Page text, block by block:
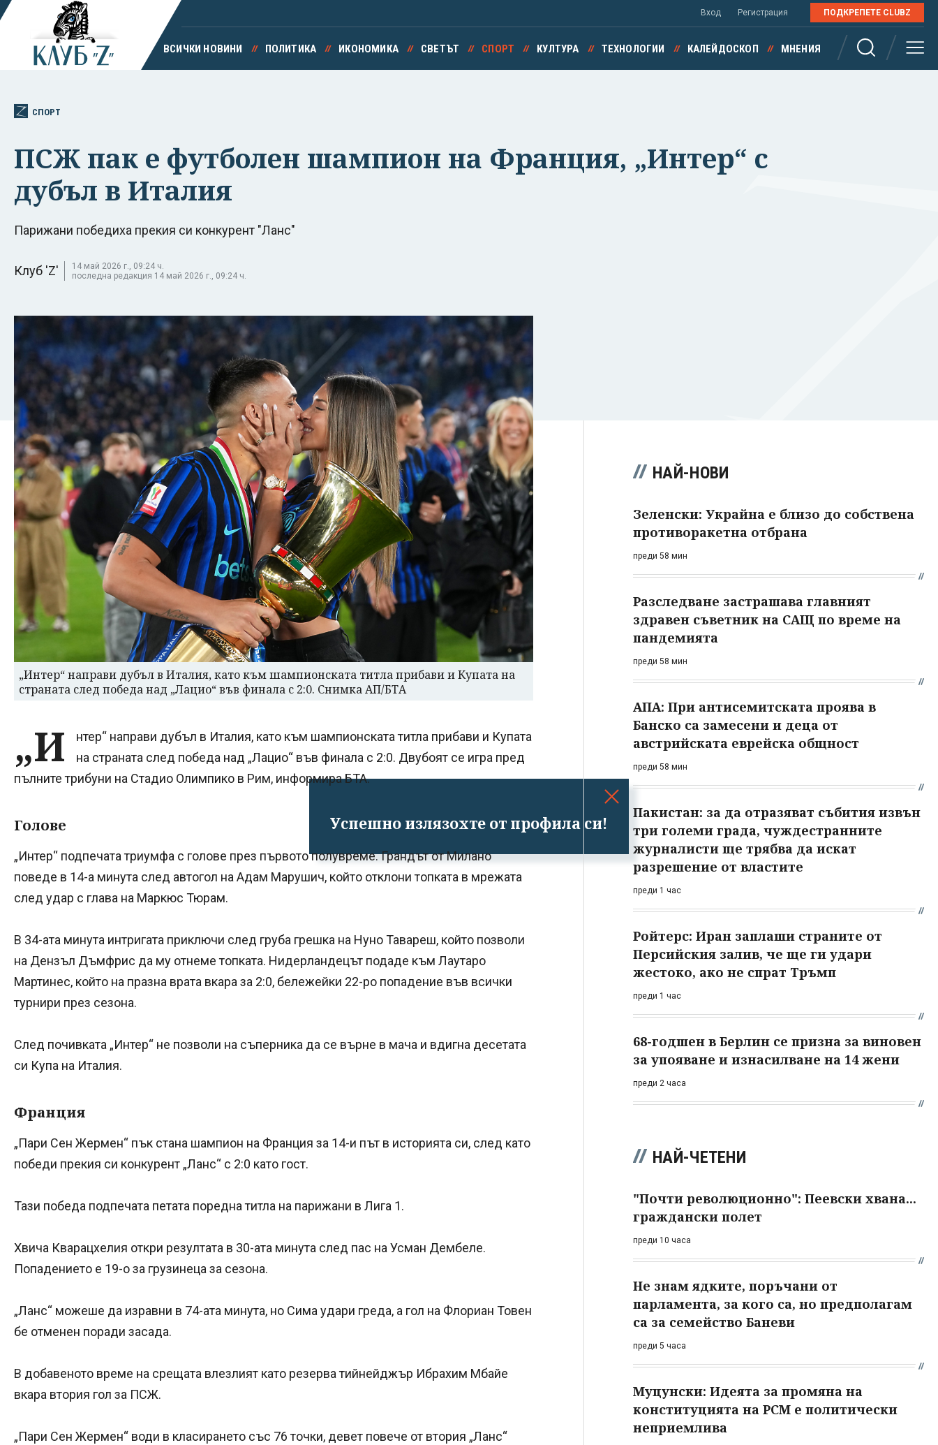
Успешно излязохте от профила си!
Вход Регистрация ПОДКРЕПЕТЕ CLUBZ
ВСИЧКИ НОВИНИ ПОЛИТИКА ИКОНОМИКА СВЕТЪТ СПОРТ КУЛТУРА ТЕХНОЛОГИИ КАЛЕЙДОСКОП МНЕНИЯ
СПОРТ
ПСЖ пак е футболен шампион на Франция, „Интер“ с
дубъл в Италия
Парижани победиха прекия си конкурент "Ланс"
Клуб 'Z'
14 май 2026 г., 09:24 ч.
последна редакция 14 май 2026 г., 09:24 ч.
„Интер“ направи дубъл в Италия, като към шампионската титла прибави и Купата на
страната след победа над „Лацио“ във финала с 2:0. Снимка АП/БТА
„И
нтер“ направи дубъл в Италия, като към шампионската титла прибави и Купата
на страната след победа над „Лацио“ във финала с 2:0. Двубоят се игра пред
пълните трибуни на Стадио Олимпико в Рим, информира БТА.
Голове
„Интер“ подпечата триумфа с голове през първото полувреме. Грандът от Милано
поведе в 14-а минута след автогол на Адам Марушич, който отклони топката в мрежата
след удар с глава на Маркюс Тюрам.
В 34-ата минута интригата приключи след груба грешка на Нуно Тавареш, който позволи
на Дензъл Дъмфрис да му отнеме топката. Нидерландецът подаде към Лаутаро
Мартинес, който на празна врата вкара за 2:0, бележейки 22-ро попадение във всички
турнири през сезона.
След почивката „Интер“ не позволи на съперника да се върне в мача и вдигна десетата
си Купа на Италия.
Франция
„Пари Сен Жермен“ пък стана шампион на Франция за 14-и път в историята си, след като
победи прекия си конкурент „Ланс“ с 2:0 като гост.
Тази победа подпечата петата поредна титла на парижани в Лига 1.
Хвича Кварацхелия откри резултата в 30-ата минута след пас на Усман Дембеле.
Попадението е 19-о за грузинеца за сезона.
„Ланс“ можеше да изравни в 74-ата минута, но Сима удари греда, а гол на Флориан Товен
бе отменен поради засада.
В добавеното време на срещата влезлият като резерва тийнейджър Ибрахим Мбайе
вкара втория гол за ПСЖ.
„Пари Сен Жермен“ води в класирането със 76 точки, девет повече от втория „Ланс“
НАЙ-НОВИ
Зеленски: Украйна е близо до собствена
противоракетна отбрана
преди 58 мин
Разследване застрашава главният
здравен съветник на САЩ по време на
пандемията
преди 58 мин
АПА: При антисемитската проява в
Банско са замесени и деца от
австрийската еврейска общност
преди 58 мин
Пакистан: за да отразяват събития извън
три големи града, чуждестранните
журналисти ще трябва да искат
разрешение от властите
преди 1 час
Ройтерс: Иран заплаши страните от
Персийския залив, че ще ги удари
жестоко, ако не спрат Тръмп
преди 1 час
68-годшен в Берлин се призна за виновен
за упояване и изнасилване на 14 жени
преди 2 часа
НАЙ-ЧЕТЕНИ
"Почти революционно": Пеевски хвана...
граждански полет
преди 10 часа
Не знам ядките, поръчани от
парламента, за кого са, но предполагам
са за семейство Баневи
преди 5 часа
Муцунски: Идеята за промяна на
конституцията на РСМ е политически
неприемлива